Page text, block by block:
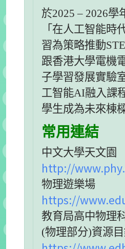
於2025 – 2026學
「在人工智能時
習為策略推動
跟香港大學電機
子學習發展實驗
工智能AI融入課
學生成為未來棟
常用連結
中文大學天文園
http://
物理遊樂場
https://
教育局高中物理
(物理部分)資源